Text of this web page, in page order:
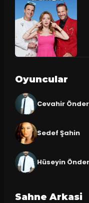
Oyuncular
Cevahir Önder
Sedef Şahin
Hüseyin Önder
Sahne Arkasi